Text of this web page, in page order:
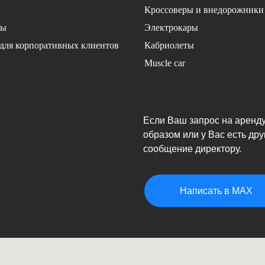
корпоративных клиентов
Кроссоверы и внедорожники
Электрокары
Кабриолеты
Muscle car
Если Ваш запрос на
образом или у Вас есть
сообщение директору.
Написать в MAX